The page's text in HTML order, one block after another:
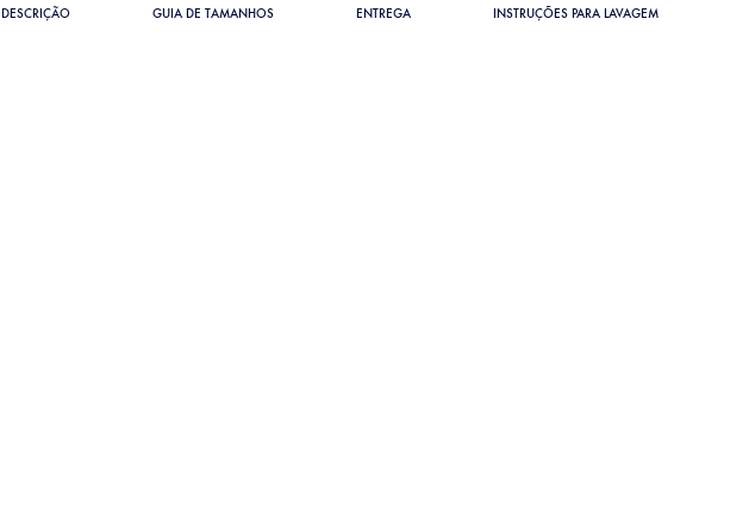
DESCRIÇÃO GUIA DE TAMANHOS ENTREGA INSTRUÇÕES PARA LAVAGEM